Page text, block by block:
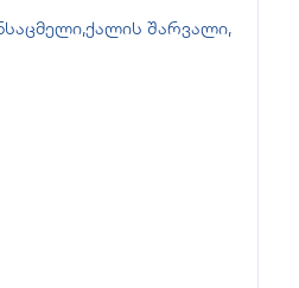
,ქალის შარვალი,